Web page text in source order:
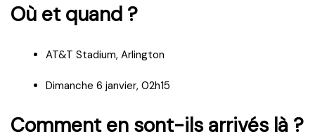
Où et quand ?
AT&T Stadium, Arlington
Dimanche 6 janvier, 02h15
Comment en sont-ils arrivés là ?